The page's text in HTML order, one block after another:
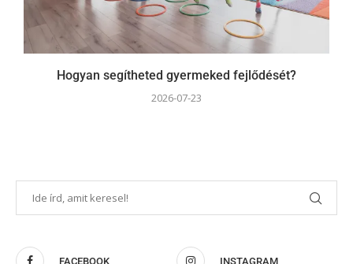
Hogyan segítheted gyermeked fejlődését?
2026-07-23
FACEBOOK INSTAGRAM